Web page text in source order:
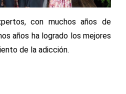
con muchos años de
años ha logrado los mejores
de la adicción.